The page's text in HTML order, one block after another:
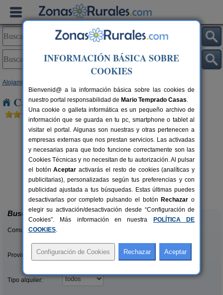
Alojamientos
Casas Rurales cerca de Nueva Jarilla
6+6 pers.
desde20 €
La Casa de La Alameda
Medina Sidonia (Cádiz)
Buscar
Comunidades:
Provincias/Islas:
Tipo alquiler:
INFORMACIÓN BÁSICA SOBRE
COOKIES
Bienvenid@ a la información básica sobre las cookies de
nuestro portal responsabilidad de Mario Temprado Casas.
Una cookie o galleta informática es un pequeño archivo de
información que se guarda en tu pc, smartphone o tablet al
visitar el portal. Algunas son nuestras y otras pertenecen a
empresas externas que nos prestan servicios. Las activadas
y necesarias para que todo funcione correctamente son las
Cookies Técnicas y no necesitan de tu autorización. Al pulsar
el botónAceptar activarás el resto de cookies (analíticas y
publicitarias), personalizadas según tus preferencias y con
publicidad ajustada a tus búsquedas. Estas últimas puedes
desactivarlas por completo pulsando el botón Rechazar o
elegir su activación/desactivación desde “Configuración de
Cookies”. Más información en nuestra
POLÍTICA DE
COOKIES.